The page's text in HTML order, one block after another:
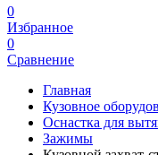
0
Избранное
0
Сравнение
Главная
Кузовное
Оснастка для
Зажимы